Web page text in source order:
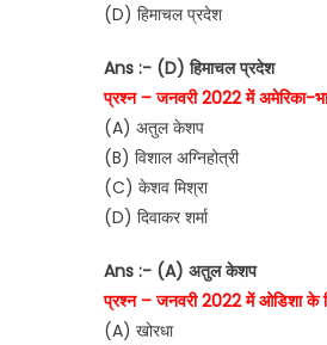
(D) हिमाचल प्रदेश
Ans :- (D) हिमाचल प्रदेश
प्रश्न – जनवरी 2022 में अमेरिका-
(A) अतुल केशप
(B) विशाल अग्निहोत्री
(C) केशव मिश्रा
(D) दिवाकर शर्मा
Ans :- (A) अतुल केशप
प्रश्न – जनवरी 2022 में ओडिशा के
(A) खोरधा